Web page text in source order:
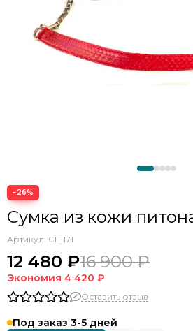
−26%
Сумка из кожи
Артикул: CL-171
12 480 ₽16 900 ₽
Экономия 4 420 ₽
Оставить отзыв
Под заказ 3-5 дней